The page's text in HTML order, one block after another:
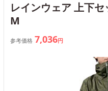
レインウェア 上下
M
参考価格 7,036円